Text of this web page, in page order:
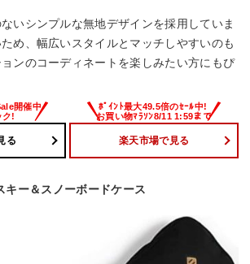
いシンプルな無地デザインを採用していま
め、幅広いスタイルとマッチしやすいのも
ンのコーディネートを楽しみたい方にもぴ
る 楽天市場で見る
ー＆スノーボードケース